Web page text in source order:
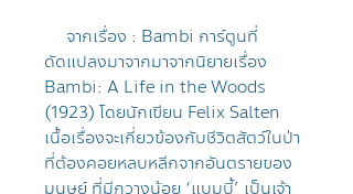
จากเรื่อง : Bambi การ์ตูนที่
ดัดแปลงมาจากมาจากนิยายเรื่อง
Bambi: A Life in the Woods
(1923) โดยนักเขียน Felix Salten
เนื้อเรื่องจะเกี่ยวข้องกับชีวิตสัตว์ในป่า
ที่ต้องคอยหลบหลีกจากอันตรายของ
มนุษย์ ที่มีกวางน้อย ‘แบมบี้’ เป็นเจ้า